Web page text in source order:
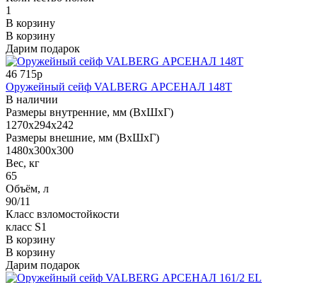
1
В корзину
В корзину
Дарим подарок
46 715р
Оружейный сейф VALBERG АРСЕНАЛ 148Т
В наличии
Размеры внутренние, мм (ВхШхГ)
1270x294x242
Размеры внешние, мм (ВхШхГ)
1480x300x300
Вес, кг
65
Объём, л
90/11
Класс взломостойкости
класс S1
В корзину
В корзину
Дарим подарок